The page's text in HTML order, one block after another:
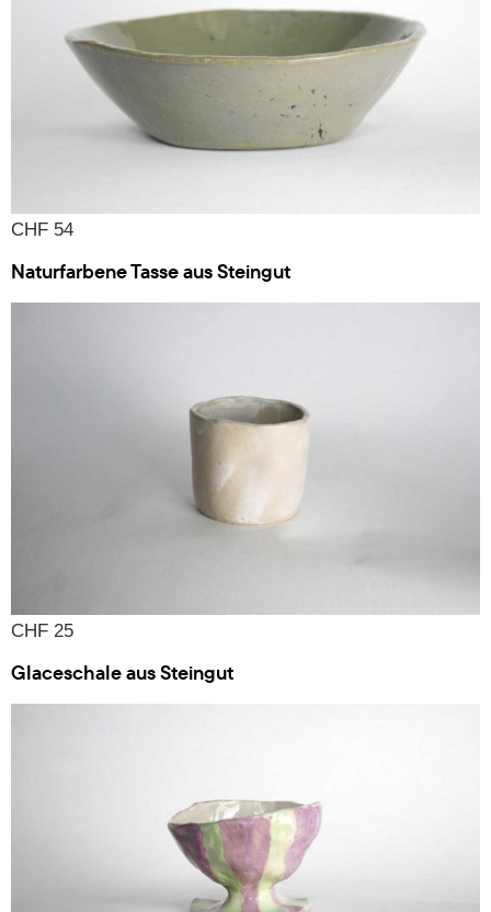
CHF 54
Naturfarbene Tasse aus Steingut
CHF 25
Glaceschale aus Steingut